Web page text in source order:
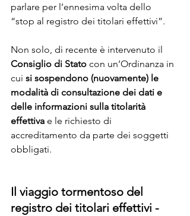
parlare per l’ennesima volta dello
“stop al registro dei titolari effettivi”.
Non solo, di recente è intervenuto il
Consiglio di Stato con un’Ordinanza in
cui si sospendono (nuovamente) le
modalità di consultazione dei dati e
delle informazioni sulla titolarità
effettiva e le richiesto di
accreditamento da parte dei soggetti
obbligati.
Il viaggio tormentoso del
registro dei titolari effettivi -